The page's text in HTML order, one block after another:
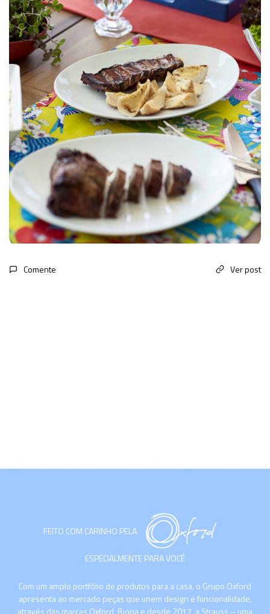
Comente Ver post
FEITO COM CARINHO PELA
ESPECIALMENTE PARA VOCÊ
Com um amplo portfólio de produtos para a casa, o Grupo Oxford
apresenta ao mercado peças que unem design e funcionalidade,